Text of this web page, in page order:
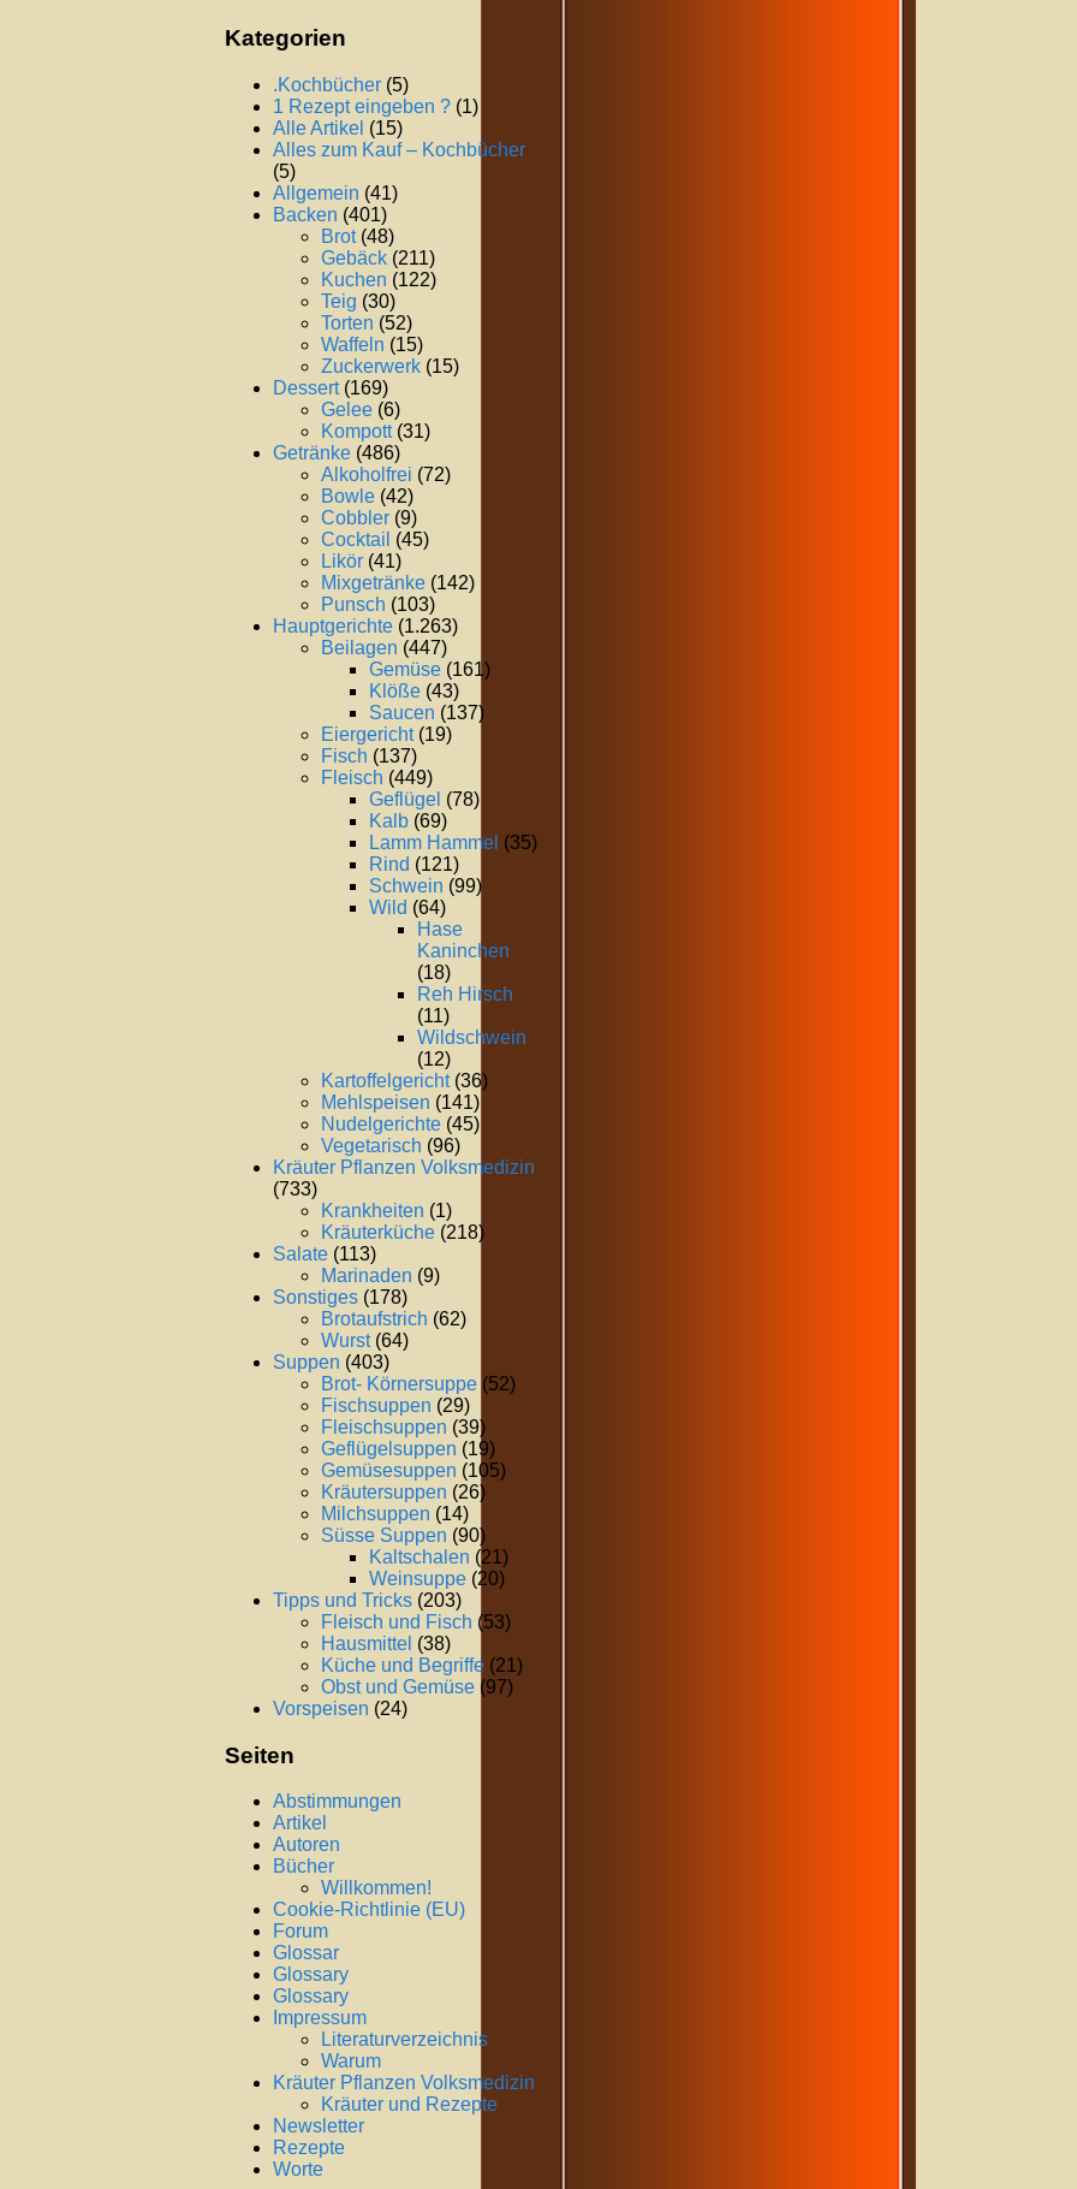
Kategorien
.Kochbücher (5)
1 Rezept eingeben ? (1)
Alle Artikel (15)
Alles zum Kauf – Kochbücher
(5)
Allgemein (41)
Backen (401)
Brot(48)
Gebäck (211)
Kuchen (122)
Teig (30)
Torten (52)
Waffeln (15)
Zuckerwerk (15)
Dessert(169)
Gelee (6)
Kompott(31)
Getränke (486)
Alkoholfrei (72)
Bowle (42)
Cobbler (9)
Cocktail (45)
Likör (41)
Mixgetränke (142)
Punsch (103)
Hauptgerichte (1.263)
Beilagen (447)
Gemüse (161)
Klöße (43)
Saucen (137)
Eiergericht(19)
Fisch (137)
Fleisch (449)
Geflügel (78)
Kalb (69)
Lamm Hammel (35)
Rind (121)
Schwein (99)
Wild (64)
Hase
Kaninchen
(18)
Reh Hirsch
(11)
Wildschwein
(12)
Kartoffelgericht(36)
Mehlspeisen (141)
Nudelgerichte (45)
Vegetarisch (96)
Kräuter Pflanzen Volksmedizin
(733)
Krankheiten (1)
Kräuterküche (218)
Salate (113)
Marinaden (9)
Sonstiges (178)
Brotaufstrich (62)
Wurst(64)
Suppen (403)
Brot- Körnersuppe (52)
Fischsuppen (29)
Fleischsuppen (39)
Geflügelsuppen (19)
Gemüsesuppen (105)
Kräutersuppen (26)
Milchsuppen (14)
Süsse Suppen (90)
Kaltschalen (21)
Weinsuppe (20)
Tipps und Tricks (203)
Fleisch und Fisch (53)
Hausmittel (38)
Küche und Begriffe (21)
Obst und Gemüse (97)
Vorspeisen (24)
Seiten
Abstimmungen
Artikel
Autoren
Bücher
Willkommen!
Cookie-Richtlinie (EU)
Forum
Glossar
Glossary
Glossary
Impressum
Literaturverzeichnis
Warum
Kräuter Pflanzen Volksmedizin
Kräuter und Rezepte
Newsletter
Rezepte
Worte